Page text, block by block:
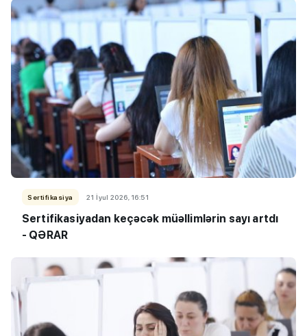
Sertifikasiya 21 İyul 2026, 16:51
Sertifikasiyadan keçəcək müəllimlərin sayı artdı
- QƏRAR